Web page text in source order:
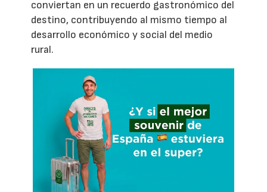
conviertan en un recuerdo gastronómico del
destino, contribuyendo al mismo tiempo al
desarrollo económico y social del medio
rural.